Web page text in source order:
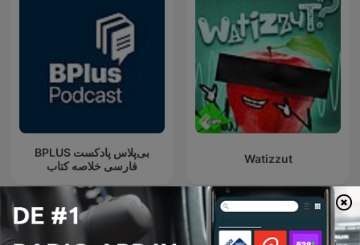
‌BPLUS بی‌پلاس پادکست
فارسی خلاصه کتاب
Watizzut